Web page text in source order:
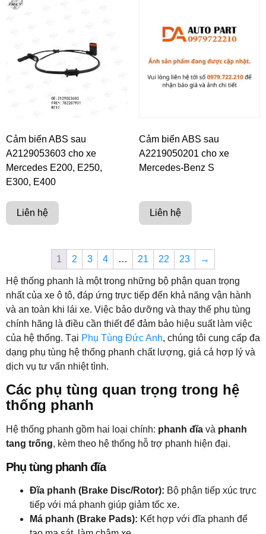
Cảm biến ABS sau
A2129053603 cho xe
Mercedes E200, E250,
E300, E400
Liên hệ
Cảm biến ABS sau
A2219050201 cho xe
Mercedes-Benz S
Liên hệ
1 2 3 4 … 21 22 23 →
Hệ thống phanh là một trong những bộ phận quan trọng
nhất của xe ô tô, đáp ứng trực tiếp đến khả năng vận hành
và an toàn khi lái xe. Việc bảo dưỡng và thay thế phụ tùng
chính hãng là điều cần thiết để đảm bảo hiệu suất làm việc
của hệ thống. Tại Phụ Tùng Đức Anh, chúng tôi cung cấp đa
dạng phụ tùng hệ thống phanh chất lượng, giá cả hợp lý và
dịch vụ tư vấn nhiệt tình.
Các phụ tùng quan trọng trong hệ
thống phanh
Hệ thống phanh gồm hai loại chính: phanh đĩa và phanh
tang trống, kèm theo hệ thống hỗ trợ phanh hiện đại.
Phụ tùng phanh đĩa
Đĩa phanh (Brake Disc/Rotor): Bộ phận tiếp xúc trực
tiếp với má phanh giúp giảm tốc xe.
Má phanh (Brake Pads): Kết hợp với đĩa phanh để